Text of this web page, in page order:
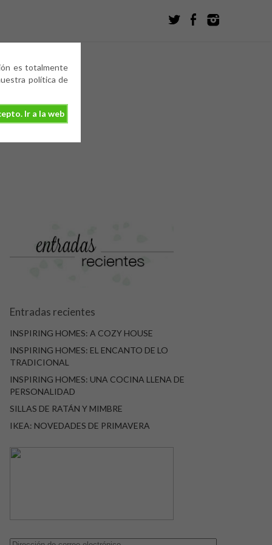
es totalmente
política de
Ir a la web
Entradas recientes
INSPIRING HOMES: A COZY HOUSE
INSPIRING HOMES: EL ENCANTO DE LO
TRADICIONAL
INSPIRING HOMES: UNA COCINA LLENA DE
PERSONALIDAD
SILLAS DE RATÁN Y MIMBRE
IKEA: NOVEDADES DE PRIMAVERA